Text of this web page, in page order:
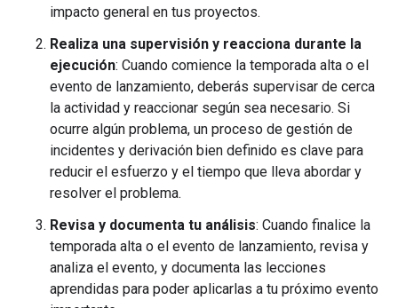
impacto general en tus proyectos.
Realiza una supervisión y reacciona durante la
ejecución: Cuando comience la temporada alta o el
evento de lanzamiento, deberás supervisar de cerca
la actividad y reaccionar según sea necesario. Si
ocurre algún problema, un proceso de gestión de
incidentes y derivación bien definido es clave para
reducir el esfuerzo y el tiempo que lleva abordar y
resolver el problema.
Revisa y documenta tu análisis: Cuando finalice la
temporada alta o el evento de lanzamiento, revisa y
analiza el evento, y documenta las lecciones
aprendidas para poder aplicarlas a tu próximo evento